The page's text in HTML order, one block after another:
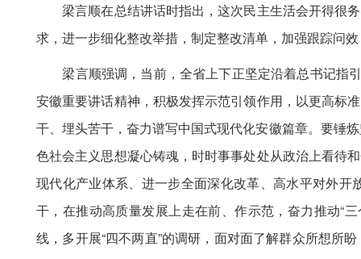
梁言顺在总结讲话时指出，这次民主生活会开得很务
求，进一步细化整改举措，制定整改清单，加强跟踪问
梁言顺强调，当前，全省上下正坚定沿着总书记指引
安徽重要讲话精神，积极发挥示范引领作用，以更高标
干、埋头苦干，奋力谱写中国式现代化安徽篇章。要锤
色社会主义思想凝心铸魂，时时事事处处从政治上看待
现代化产业体系、进一步全面深化改革、高水平对外
干，在推动高质量发展上走在前、作示范，奋力推动“
线，多开展“四不两直”的调研，面对面了解群众所想所